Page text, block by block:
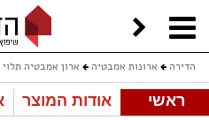
הדירה ארונות אמבטיה ארון אמבטיה תלוי
ראשי אודות המוצר